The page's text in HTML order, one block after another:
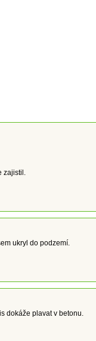
zajistil.
ukryl do podzemí.
dokáže plavat v betonu.